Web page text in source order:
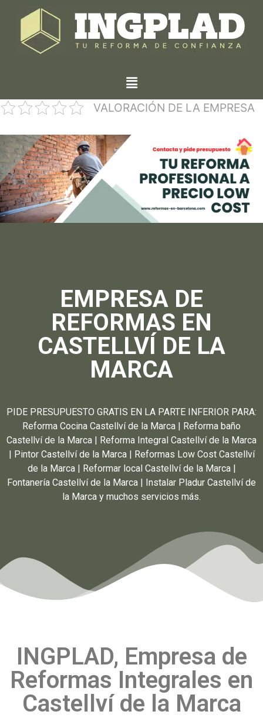
VALORACIÓN DE LA EMPRESA
EMPRESA DE
REFORMAS EN
CASTELLVÍ DE LA
MARCA
PIDE PRESUPUESTO GRATIS EN LA PARTE INFERIOR PARA:
Reforma Cocina Castellví de la Marca | Reforma baño
Castellví de la Marca | Reforma Integral Castellví de la Marca
| Pintor Castellví de la Marca | Reformas Low Cost Castellví
de la Marca | Reformar local Castellví de la Marca |
Fontanería Castellví de la Marca | Instalar Pladur Castellví de
la Marca y muchos servicios más.
INGPLAD, Empresa de
Reformas Integrales en
Castellví de la Marca